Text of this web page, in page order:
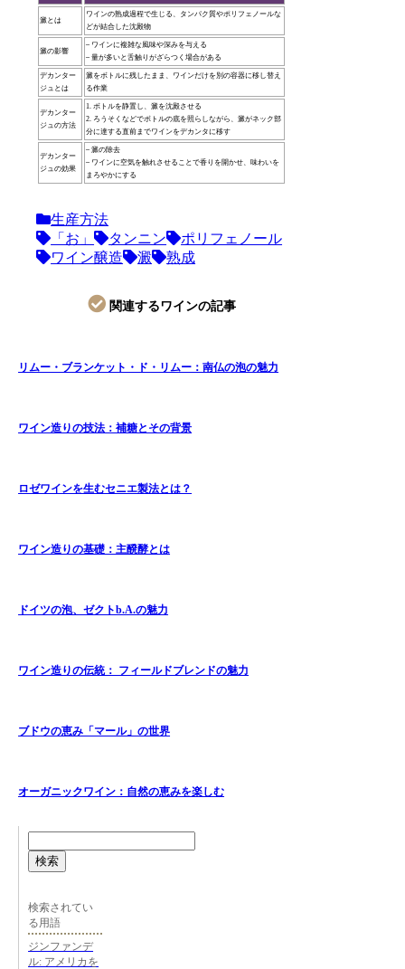
澱とは
ワインの熟成過程で生じる、タンパク質やポリフェノールな
どが結合した沈殿物
澱の影響
– ワインに複雑な風味や深みを与える
– 量が多いと舌触りがざらつく場合がある
デカンター
ジュとは
澱をボトルに残したまま、ワインだけを別の容器に移し替え
る作業
デカンター
ジュの方法
1. ボトルを静置し、澱を沈殿させる
2. ろうそくなどでボトルの底を照らしながら、澱がネック部
分に達する直前までワインをデカンタに移す
デカンター
ジュの効果
– 澱の除去
– ワインに空気を触れさせることで香りを開かせ、味わいを
まろやかにする
生産方法
「お」
タンニン
ポリフェノール
ワイン醸造
澱 熟成
関連するワインの記事
リムー・ブランケット・ド・リムー：南仏の泡の魅力
ワイン造りの技法：補糖とその背景
ロゼワインを生むセニエ製法とは？
ワイン造りの基礎：主醗酵とは
ドイツの泡、ゼクトb.A.の魅力
ワイン造りの伝統： フィールドブレンドの魅力
ブドウの恵み「マール」の世界
オーガニックワイン：自然の恵みを楽しむ
検索
検索されてい
る用語
ジンファンデ
ル: アメリカを